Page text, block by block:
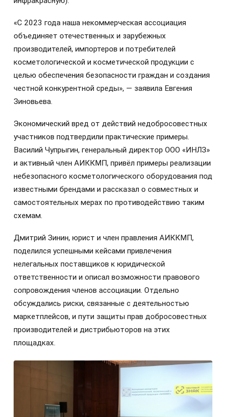
«С 2023 года наша некоммерческая ассоциация
объединяет отечественных и зарубежных
производителей, импортеров и потребителей
косметологической и косметической продукции с
целью обеспечения безопасности граждан и создания
честной конкурентной среды», — заявила Евгения
Зиновьева.
Экономический вред от действий недобросовестных
участников подтвердили практические примеры.
Василий Чупрыгин, генеральный директор ООО «ИНЛЗ»
и активный член АИККМП, привёл примеры реализации
небезопасного косметологического оборудования под
известными брендами и рассказал о совместных и
самостоятельных мерах по противодействию таким
схемам.
Дмитрий Зинин, юрист и член правления АИККМП,
поделился успешными кейсами привлечения
нелегальных поставщиков к юридической
ответственности и описал возможности правового
сопровождения членов ассоциации. Отдельно
обсуждались риски, связанные с деятельностью
маркетплейсов, и пути защиты прав добросовестных
производителей и дистрибьюторов на этих
площадках.